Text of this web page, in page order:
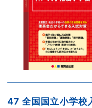
47 全国国立小学校